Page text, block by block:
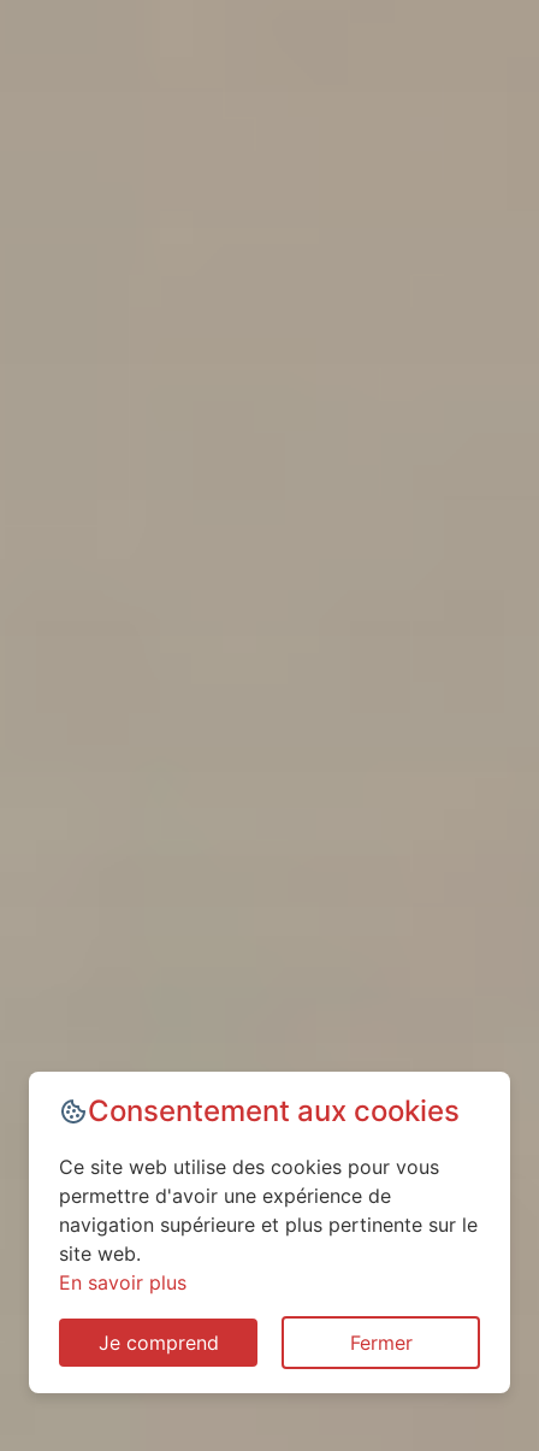
Consentement aux cookies
Ce site web utilise des cookies pour vous
permettre d'avoir une expérience de
navigation supérieure et plus pertinente sur le
site web.
En savoir plus
Je comprend Fermer